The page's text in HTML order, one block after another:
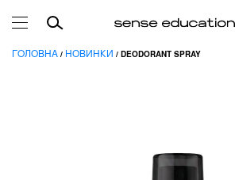
ГОЛОВНА / НОВИНКИ / DEODORANT SPRAY